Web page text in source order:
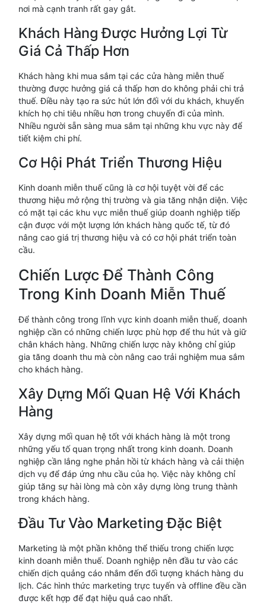
nơi mà cạnh tranh rất gay gắt.
Khách Hàng Được Hưởng Lợi Từ
Giá Cả Thấp Hơn
Khách hàng khi mua sắm tại các cửa hàng miễn thuế
thường được hưởng giá cả thấp hơn do không phải chi trả
thuế. Điều này tạo ra sức hút lớn đối với du khách, khuyến
khích họ chi tiêu nhiều hơn trong chuyến đi của mình.
Nhiều người sẵn sàng mua sắm tại những khu vực này để
tiết kiệm chi phí.
Cơ Hội Phát Triển Thương Hiệu
Kinh doanh miễn thuế cũng là cơ hội tuyệt vời để các
thương hiệu mở rộng thị trường và gia tăng nhận diện. Việc
có mặt tại các khu vực miễn thuế giúp doanh nghiệp tiếp
cận được với một lượng lớn khách hàng quốc tế, từ đó
nâng cao giá trị thương hiệu và có cơ hội phát triển toàn
cầu.
Chiến Lược Để Thành Công
Trong Kinh Doanh Miễn Thuế
Để thành công trong lĩnh vực kinh doanh miễn thuế, doanh
nghiệp cần có những chiến lược phù hợp để thu hút và giữ
chân khách hàng. Những chiến lược này không chỉ giúp
gia tăng doanh thu mà còn nâng cao trải nghiệm mua sắm
cho khách hàng.
Xây Dựng Mối Quan Hệ Với Khách
Hàng
Xây dựng mối quan hệ tốt với khách hàng là một trong
những yếu tố quan trọng nhất trong kinh doanh. Doanh
nghiệp cần lắng nghe phản hồi từ khách hàng và cải thiện
dịch vụ để đáp ứng nhu cầu của họ. Việc này không chỉ
giúp tăng sự hài lòng mà còn xây dựng lòng trung thành
trong khách hàng.
Đầu Tư Vào Marketing Đặc Biệt
Marketing là một phần không thể thiếu trong chiến lược
kinh doanh miễn thuế. Doanh nghiệp nên đầu tư vào các
chiến dịch quảng cáo nhắm đến đối tượng khách hàng du
lịch. Các hình thức marketing trực tuyến và offline đều cần
được kết hợp để đạt hiệu quả cao nhất.